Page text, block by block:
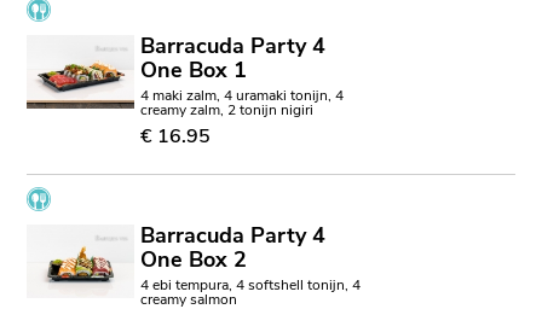
Barracuda Party 4
One Box 1
4 maki zalm, 4 uramaki tonijn, 4
creamy zalm, 2 tonijn nigiri
€ 16.95
Barracuda Party 4
One Box 2
4 ebi tempura, 4 softshell tonijn, 4
creamy salmon